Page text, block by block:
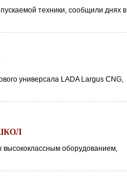
техники, сообщили днях в
универсала LADA Largus CNG,
высококлассным оборудованием,